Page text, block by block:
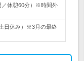
／休憩60分）※時間外
日休み）※3月の最終